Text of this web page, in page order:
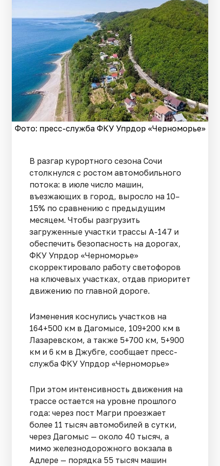
Фото: пресс-служба ФКУ Упрдор «Черноморье»
В разгар курортного сезона Сочи
столкнулся с ростом автомобильного
потока: в июле число машин,
въезжающих в город, выросло на 10–
15% по сравнению с предыдущим
месяцем. Чтобы разгрузить
загруженные участки трассы А-147 и
обеспечить безопасность на дорогах,
ФКУ Упрдор «Черноморье»
скорректировало работу светофоров
на ключевых участках, отдав приоритет
движению по главной дороге.
Изменения коснулись участков на
164+500 км в Дагомысе, 109+200 км в
Лазаревском, а также 5+700 км, 5+900
км и 6 км в Джубге, сообщает пресс-
служба ФКУ Упрдор «Черноморье»
При этом интенсивность движения на
трассе остается на уровне прошлого
года: через пост Магри проезжает
более 11 тысяч автомобилей в сутки,
через Дагомыс — около 40 тысяч, а
мимо железнодорожного вокзала в
Адлере — порядка 55 тысяч машин